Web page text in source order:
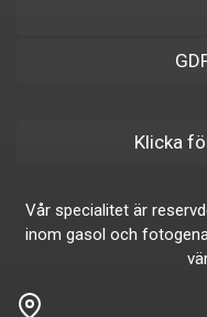
Klicka
Vår specialitet är
inom gasol och